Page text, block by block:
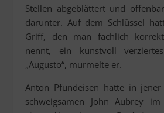
Stellen abgeblättert und
darunter. Auf dem Schlüssel
Griff, den man fachlich
nennt, ein kunstvoll
„Augusto“, murmelte er.
Anton Pfundeisen hatte in
schweigsamen John Aubrey